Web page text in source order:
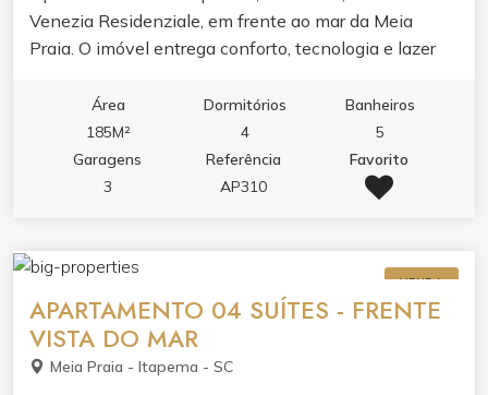
guarita 24h, alarme, circuito de TV, hall decorado, sala
de reunião, bicicletário e entrada privativa para
Venezia Residenziale, em frente ao mar da Meia
Praia. O imóvel entrega conforto, tecnologia e lazer
Área
185M²
Dormitórios
4
Banheiros
5
Garagens
3
Referência
AP310
Favorito
VENDA
APARTAMENTO 04 SUÍTES - FRENTE
VISTA DO MAR
Meia Praia - Itapema - SC